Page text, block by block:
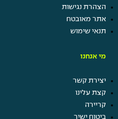
הצהרת נגישות
אתר מאובטח
תנאי שימוש
מי אנחנו
יצירת קשר
קצת עלינו
קריירה
ביטוח ישיר